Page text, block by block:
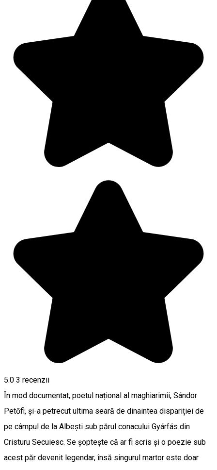
5.0 3 recenzii
În mod documentat, poetul național al maghiarimii, Sándor
Petőfi, și-a petrecut ultima seară de dinaintea dispariției de
pe câmpul de la Albești sub părul conacului Gyárfás din
Cristuru Secuiesc. Se șoptește că ar fi scris și o poezie sub
acest păr devenit legendar, însă singurul martor este doar